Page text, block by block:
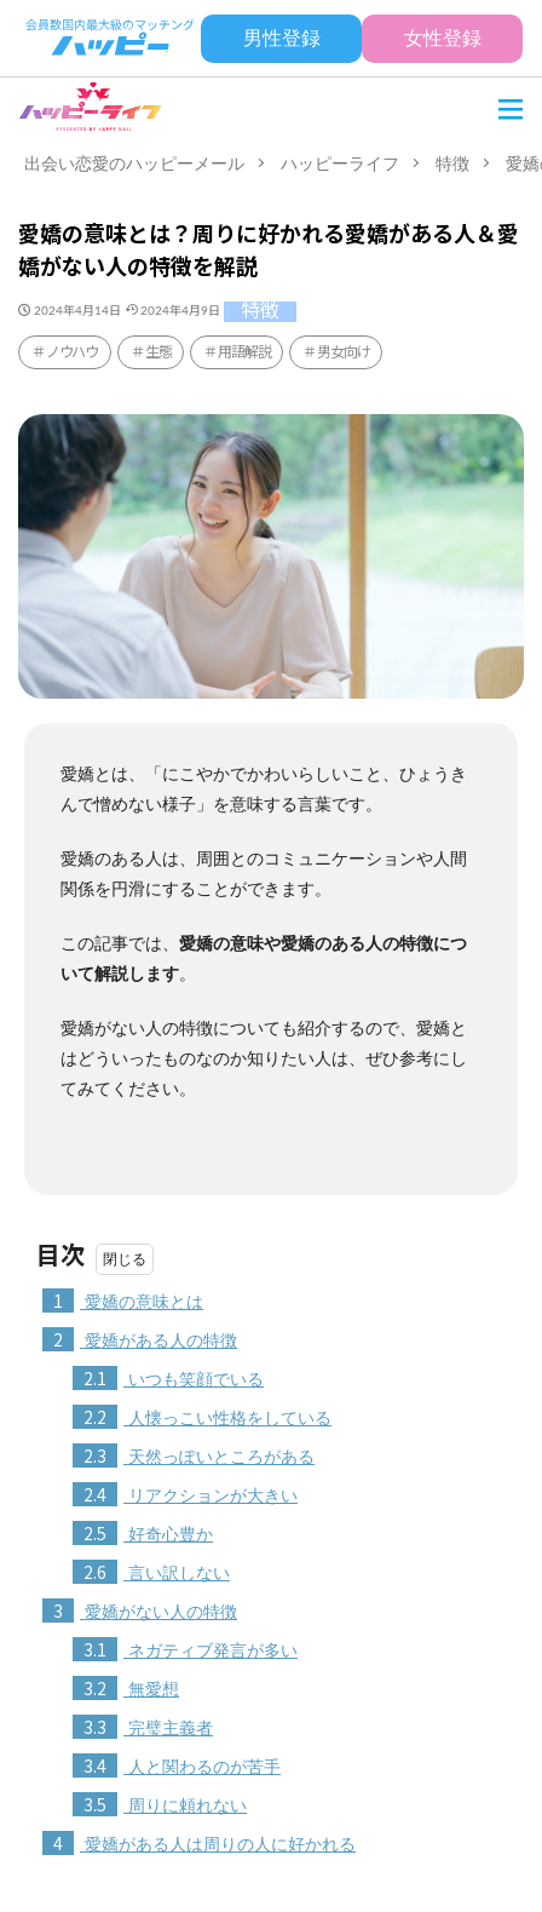
男性登録 女性登録
出会い恋愛のハッピーメール ハッピーライフ 特徴 愛
愛嬌の意味とは？周りに好かれる愛嬌がある人＆愛
嬌がない人の特徴を解説
2024年4月14日 2024年4月9日 特徴
ノウハウ 生態 用語解説 男女向け
愛嬌とは、「にこやかでかわいらしいこと、ひょうき
んで憎めない様子」を意味する言葉です。
愛嬌のある人は、周囲とのコミュニケーションや人間
関係を円滑にすることができます。
この記事では、 愛嬌の意味や愛嬌のある人の特徴につ
いて解説します。
愛嬌がない人の特徴についても紹介するので、愛嬌と
はどういったものなのか知りたい人は、ぜひ参考にし
てみてください。
目次
1 愛嬌の意味とは
2 愛嬌がある人の特徴
2.1 いつも笑顔でいる
2.2 人懐っこい性格をしている
2.3 天然っぽいところがある
2.4 リアクションが大きい
2.5 好奇心豊か
2.6 言い訳しない
3 愛嬌がない人の特徴
3.1 ネガティブ発言が多い
3.2 無愛想
3.3 完璧主義者
3.4 人と関わるのが苦手
3.5 周りに頼れない
4 愛嬌がある人は周りの人に好かれる